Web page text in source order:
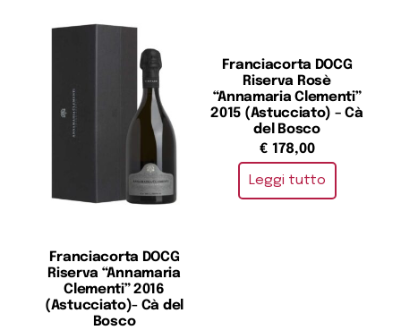
Franciacorta DOCG
Riserva “Annamaria
Clementi” 2016
(Astucciato)- Cà del
Bosco
Franciacorta DOCG
Riserva Rosè
“Annamaria Clementi”
2015 (Astucciato) – Cà
del Bosco
€ 178,00
Leggi tutto